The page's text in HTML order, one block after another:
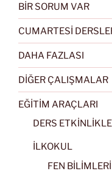
BİR SORUM VAR
CUMARTESİ
DAHA FAZLASI
DİĞER ÇALIŞMALAR
EĞİTİM ARAÇLARI
DERS
İLKOKUL
FEN